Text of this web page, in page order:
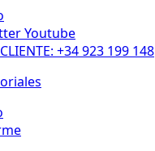
Youtube
+34 923 199 148